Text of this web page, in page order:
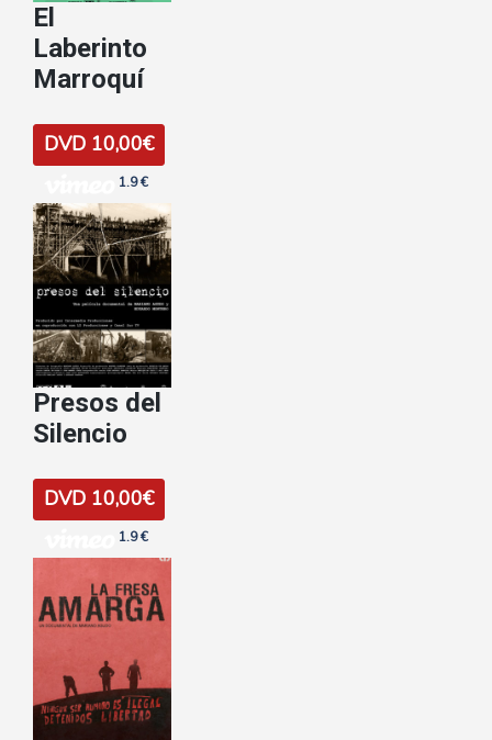
El
Laberinto
Marroquí­
DVD 10,00€
1.9 €
Presos del
Silencio
DVD 10,00€
1.9 €